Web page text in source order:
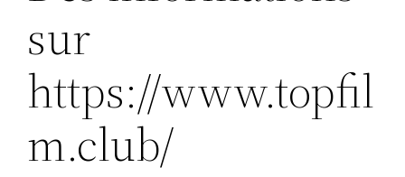
sur
https://www.topfil
m.club/